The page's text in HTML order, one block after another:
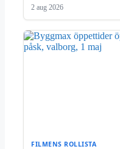
2 aug 2026
FILMENS ROLLISTA